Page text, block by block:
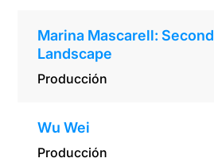
Marina Mascarell: Second
Landscape
Producción
Wu Wei
Producción